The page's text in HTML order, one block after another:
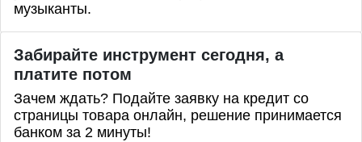
музыканты.
Забирайте инструмент сегодня, а
платите потом
Зачем ждать? Подайте заявку на кредит со
страницы товара онлайн, решение принимается
банком за 2 минуты!